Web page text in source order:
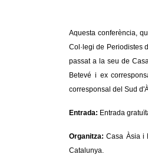
Aquesta conferència,
Col·legi de Periodistes
passat a la seu de
Betevé i ex
corresponsal del Sud
Entrada: Entrada
Organitza:Casa Àsia i
Catalunya.